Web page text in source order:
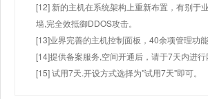
[12] 新的主机在系统架构上重新布置，有别于
墙,完全效抵御DDOS攻击。
[13]业界完善的主机控制面板，40余项管理功
[14]提供备案服务,空间开通后，请于7天内进行
[15] 试用7天.开设方式选择为"试用7天"即可。